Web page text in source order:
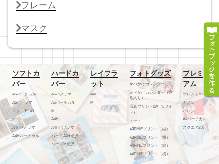
フレーム
マスク
ソフトカ
バー
A5バーチカル
A5パノラマ
スクエア140
M
A4Hパノラマ
A4Hバーチカル
ハードカ
バー
A5パノラマ
A5バーチカル
M
A4H
A4Hパノラマ
ハードA4H光沢
ハードM光沢
レイフラ
ット
A4H
M
フォトグッズ
かべかけカレンダー
かべかけカレンダー（六
曜入り）
写真プリントLW（Lワイ
ド）
ノート
A3FINEプリント（縦）
A3FINEプリント（横）
A4FINEプリント（縦）
A4FINEプリント（横）
プレミ
アム
プレシャス300
カノン
バロン
A4バーチカル
スクエア250